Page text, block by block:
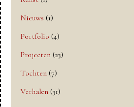
Nieuws (1)
Portfolio (4)
Projecten (23)
Tochten (7)
Verhalen (31)